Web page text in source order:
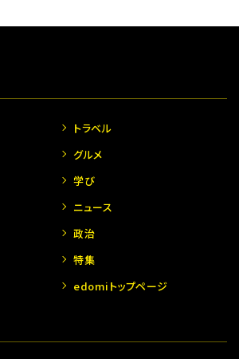
トラベル
グルメ
学び
ニュース
政治
特集
edomiトップページ